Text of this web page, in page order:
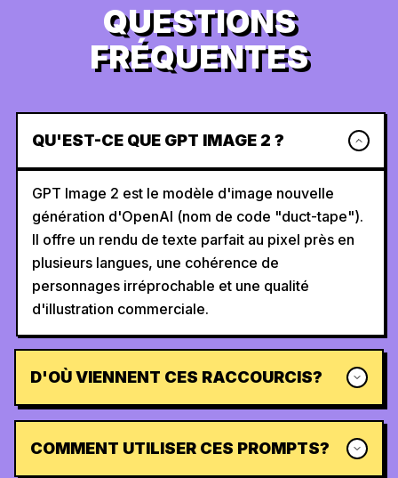
QUESTIONS
FRÉQUENTES
QU'EST-CE QUE GPT IMAGE 2 ?
GPT Image 2 est le modèle d'image nouvelle
génération d'OpenAI (nom de code "duct-tape").
Il offre un rendu de texte parfait au pixel près en
plusieurs langues, une cohérence de
personnages irréprochable et une qualité
d'illustration commerciale.
D'OÙ VIENNENT CES RACCOURCIS?
COMMENT UTILISER CES PROMPTS?